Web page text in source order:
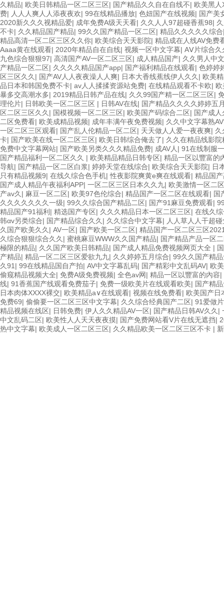
久精品| 欧美日韩精品一区二区三区| 国产精品久久自在自线不| 欧美黑人
费| 人人人爽人人添夜夜欢| 99在线精品播放| 色妞国产在线视频| 国产美
2020新久久久视精品爱| 成年免费A级天天看| 久久人人97超碰香蕉98|
不卡| 久久精品国产精品| 99久久国产精品一区二区| 精品久久久久久综合
精品高清一区二区三区久久你| 欧美综合天天影院| 精品成在人线AV免费
Aaaa黄在线观看| 2020年精品自在自线| 视频一区中文字幕| AⅤ片综合久
九色综合狠狠97| 高清国产AV一区二区三区| 成人精品国产| 久久男人中
产精品一区二区| 久久久久精品国产app| 国产福利精品在线观看| 色婷婷
区三区久久 | 国产AV人人夜夜澡人人爽| 日本大香线蕉线伊人久久 | 欧美
品日本和韩国免费不卡| av人人揉揉资源站免费| 在线精品观看不卡欧|
暴多交高潮水多| 2019精品日韩产品在线| 久久99国产精一区二区三区|
理伦片| 日韩欧美一区二区三区 | 日韩AV在线| 国产精品久久久久婷婷五
区二区三区久久 | 国模视频一区二区三区| 欧美国产码综合二区| 国产成
二区免费看| 欧美成精品视频| 成年丰满午夜免费视频| 久久中文字幕熟
一区二区三区观看| 国产乱人伦精品一区二区| 天天做人人爱一夜夜爽| 久
卡| 国产欧美在线一区二区三区| 欧美日韩综合俺去了| 久久在精品线影院
免费中文字幕网站| 国产欧美另类久久久精品免费| 成AV人 | 91在线制服
国产精品福利一区二区久久 | 欧美精品精品日韩专区| 精品一区以豐富的
导航| 国产精品一区二区白浆| 婷婷天堂在线综合| 欧美综合天天影院| 日
只有精品视频9| 在线久综合色手机|性夜影院爽黄e爽在线观看| 精品国
国产成人精品午夜福利APP| 一区二区三区日本久久九| 欧美激情一区二
产av久 | 麻豆一区二区| 欧美97色伦综合| 精品国产一区二区在线观看| 国
久久久久久久久一级| 99久久综合国产精品二区| 国产91麻豆免费观看|
精品国产91福利 | 精选国产专区| 久久久精品日本一区二区三区| 在线久
韩αv另类综合| 国产精品综合久久 | 久久综合中文字幕| 人人草人人干超
久国产欧美久久 | AV一区| 国产欧美一区二区| 精品国产一区二区三区
久综合狠狠综合久久 | 蜜桃麻豆WWW久久国产精品| 国产精品产品一区
極限的精品| 久久国产欧美日韩精品| 国产成人精品免费视频网页大全 |
产精品| 精品一区二区三区爱欲九九| 久久婷婷五月综合| 99久久国产精
久91 | 99在线精品国自产拍| AV中文字幕乱码| 国产精彩中文乱码AV| 欧
偷窥精品视频大全| 免费A级免费视频| 全色av网| 精品一区以豐富的內容|
线| 91香蕉国产线观看免费茄子| 免费一级欧美片在线观看欧美| 国产精
日本肉体XXXX裸交| 欧美精品a∨在线观看| 视频在线免费看| 欧美国产日
免费69| 偷偷要一区二区三区中文字幕| 久久综合经典国产二区| 91爱做
精品视频在线区| 日韩免费| 伊人久久精品AV一区| 国产精品日韩AV久久 |
中文乱码二区| 欧美性人人天天夜夜摸| 国产免费网站看V片在线无遮挡|
热中文字幕| 欧美成人一区二区三区| 久久精品欧美一区二区三区不卡 |